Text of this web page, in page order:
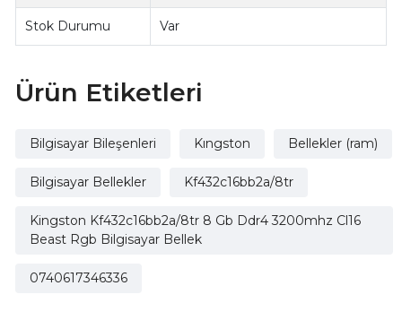
Stok Durumu Var
Ürün Etiketleri
Bilgisayar Bileşenleri Kıngston Bellekler (ram)
Bilgisayar Bellekler Kf432c16bb2a/8tr
Kingston Kf432c16bb2a/8tr 8 Gb Ddr4 3200mhz Cl16
Beast Rgb Bilgisayar Bellek
0740617346336